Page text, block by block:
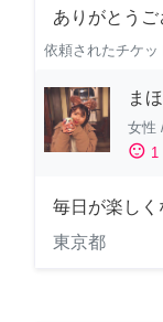
ありがとうご
依頼されたチケッ
ま
女性
sentiment_satisfied 1
毎日が楽しく
東京都